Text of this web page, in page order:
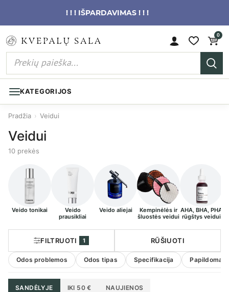
! ! ! IŠPARDAVIMAS ! ! !
0
KATEGORIJOS
Pradžia › Veidui
Veidui
10 prekės
Veido tonikai
Veido
prausikliai
Veido aliejai
Kempinėlės ir
šluostės veidui
AHA, BHA, PHA
rūgštys veidui
FILTRUOTI 1
Odos problemos Odos tipas Specifikacija Papildoma
RŪŠIUOTI
SANDĖLYJE IKI 50 € NAUJIENOS